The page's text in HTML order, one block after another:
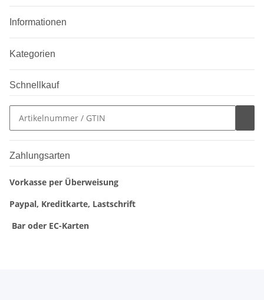
Informationen
Kategorien
Schnellkauf
Zahlungsarten
Vorkasse per Überweisung
Paypal, Kreditkarte, Lastschrift
Bar oder EC-Karten